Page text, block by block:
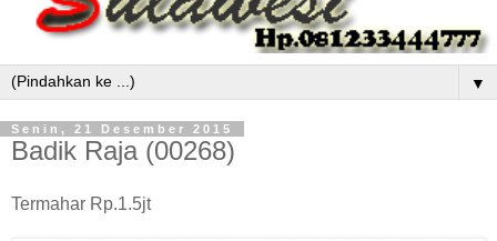
▼
Senin, 21 Desember 2015
Badik Raja (00268)
Termahar Rp.1.5jt